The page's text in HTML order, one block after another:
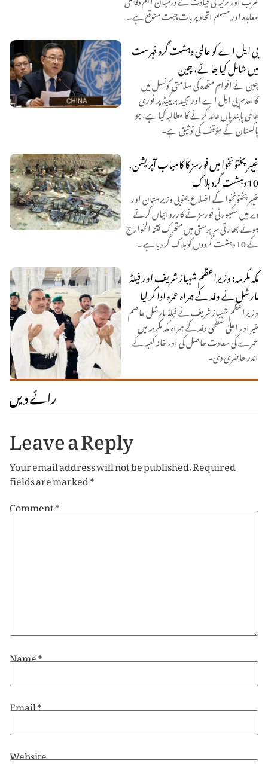
معاہدہ اور مسلم اتحاد پر بات چیت متوقع ہے۔
بی ایل اے کو عالمی دہشت گرد فہرست
میں شامل کیا جائے، چین
چین نے اقوام متحدہ کی سلامتی کونسل میں
کالعدم بی ایل اے اور مجید بریگیڈ پر فوری
عالمی پابندیاں عائد کرنے کا مطالبہ کیا ہے، جو
پاکستان کے مؤقف کی توثیق ہے۔
خیبرپختونخوا میں فورسز کا کامیاب آپریشن،
10 دہشت گرد ہلاک
خیبرپختونخوا کے اضلاع جنوبی وزیرستان اور
دیر میں سکیورٹی فورسز نے کارروائیاں کرتے
ہوئے بھارتی سرپرستی میں متحرک فتنہ الخوارج
کے 10 دہشت گردوں کو ہلاک کر دیا ہے۔
مکہ مکرمہ: وزیراعظم شہباز شریف اور فیلڈ
مارشل نے وفد کے ہمراہ عمرہ ادا کر لیا
وزیراعظم شہباز شریف نے فیلڈ مارشل عاصم
منیر اور اعلیٰ سطحی وفد کے ہمراہ مکہ مکرمہ میں
عمرے کی سعادت حاصل کی اور خانہ کعبہ کے
اندر حاضری دی۔
رائے دیں
Leave a Reply
Your email address will not be published.Required
fields are marked*
Comment*
Name*
Email*
Website